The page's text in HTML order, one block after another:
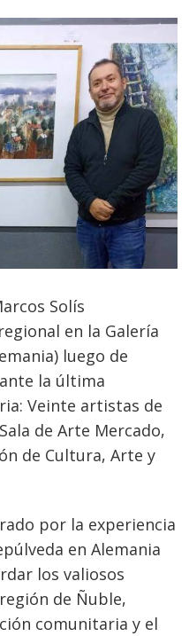
Solís
en la Galería
luego de
la última
Veinte artistas de
de Arte Mercado,
de Cultura, Arte y
por la experiencia
en Alemania
los valiosos
de Ñuble,
comunitaria y el